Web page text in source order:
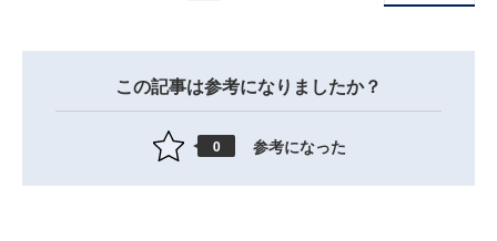
この記事は参考になりましたか？
0 参考になった